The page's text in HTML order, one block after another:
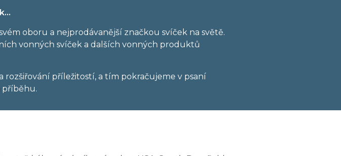
oboru a nejprodávanější značkou svíček na světě.
vonných svíček a dalších vonných produktů
rozšiřování příležitostí, a tím pokračujeme v psaní
příběhu.